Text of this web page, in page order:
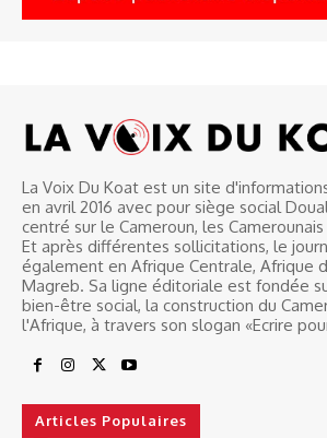
La Voix Du Koat est un site
en avril 2016 avec pour siège social
centré sur le Cameroun, les
Et après différentes sollicitations, le
également en Afrique Centrale, Afrique
Magreb. Sa ligne éditoriale est fondée
bien-être social, la construction du
l'Afrique, à travers son slogan «Ecrire
Articles Populaires